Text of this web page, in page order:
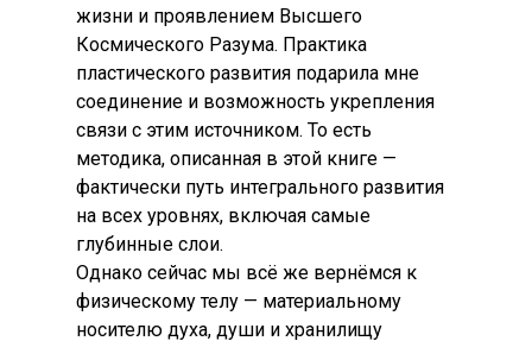
жизни и проявлением Высшего
Космического Разума. Практика
пластического развития подарила мне
соединение и возможность укрепления
связи с этим источником. То есть
методика, описанная в этой книге —
фактически путь интегрального развития
на всех уровнях, включая самые
глубинные слои.
Однако сейчас мы всё же вернёмся к
физическому телу — материальному
носителю духа, души и хранилищу